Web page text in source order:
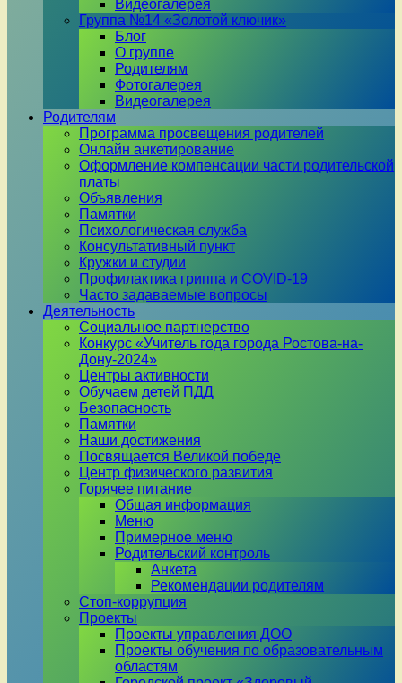
Видеогалерея
Группа №14 «Золотой ключик»
Блог
О группе
Родителям
Фотогалерея
Видеогалерея
Родителям
Программа просвещения родителей
Онлайн анкетирование
Оформление компенсации части родительской
платы
Объявления
Памятки
Психологическая служба
Консультативный пункт
Кружки и студии
Профилактика гриппа и COVID-19
Часто задаваемые вопросы
Деятельность
Социальное партнерство
Конкурс «Учитель года города Ростова-на-
Дону-2024»
Центры активности
Обучаем детей ПДД
Безопасность
Памятки
Наши достижения
Посвящается Великой победе
Центр физического развития
Горячее питание
Общая информация
Меню
Примерное меню
Родительский контроль
Анкета
Рекомендации родителям
Стоп-коррупция
Проекты
Проекты управления ДОО
Проекты обучения по образовательным
областям